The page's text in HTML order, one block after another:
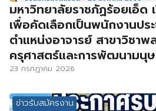
มหาวิทยาลัยราชภัฏร้อยเอ็ด
เพื่อคัดเลือกเป็นพนักงานป
ตำแหน่งอาจารย์ สาขาวิชา
ครุศาสตร์และการพัฒนามนุ
23 กรกฎาคม 2026
ข่าวรับสมัครงาน